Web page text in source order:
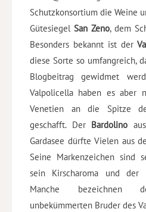
Schutzkonsortium die Weine
Gütesiegel San Zeno, dem
Besonders bekannt ist der
diese Sorte so umfangreich,
Blogbeitrag gewidmet
Valpolicella haben es aber
Venetien an die Spitze
geschafft. Der Bardolino
Gardasee dürfte Vielen aus
Seine Markenzeichen sind
sein Kirscharoma und der
Manche bezeichnen
unbekümmerten Bruder des